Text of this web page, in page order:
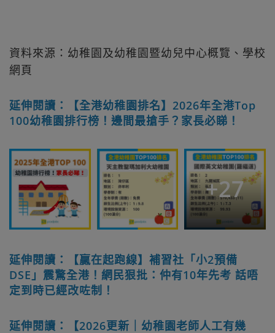
資料來源：幼稚園及幼稚園暨幼兒中心概覽、學校
網頁
延伸閱讀：【全港幼稚園排名】2026年全港Top
100幼稚園排行榜！邊間最搶手？家長必睇！
+27
延伸閱讀：【贏在起跑線】補習社「小2預備
DSE」震驚全港！網民狠批：仲有10年先考 話唔
定到時已經改咗制！
延伸閱讀：【2026更新｜幼稚園老師人工有幾